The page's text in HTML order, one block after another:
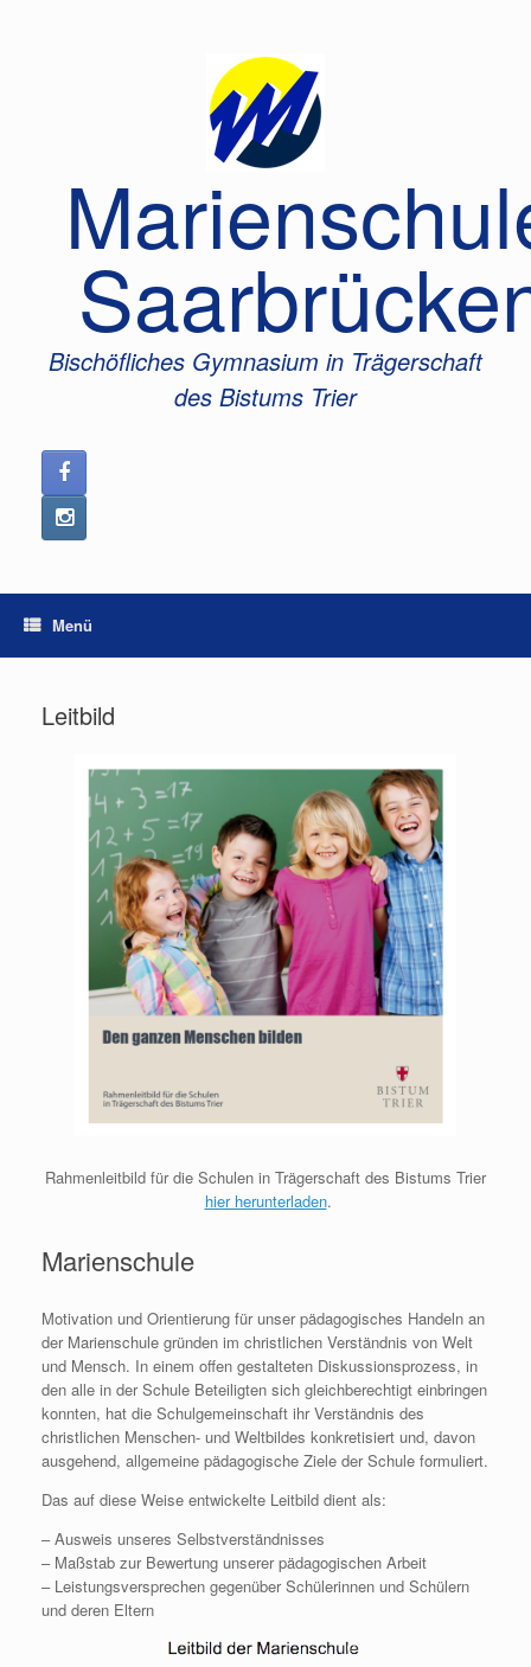
Bischöfliches Gymnasium in Trägerschaft
des Bistums Trier
Menü
Leitbild
Rahmenleitbild für die Schulen in Trägerschaft des Bistums Trier
hier herunterladen.
Marienschule
Motivation und Orientierung für unser pädagogisches Handeln an
der Marienschule gründen im christlichen Verständnis von Welt
und Mensch. In einem offen gestalteten Diskussionsprozess, in
den alle in der Schule Beteiligten sich gleichberechtigt einbringen
konnten, hat die Schulgemeinschaft ihr Verständnis des
christlichen Menschen- und Weltbildes konkretisiert und, davon
ausgehend, allgemeine pädagogische Ziele der Schule formuliert.
Das auf diese Weise entwickelte Leitbild dient als:
– Ausweis unseres Selbstverständnisses
– Maßstab zur Bewertung unserer pädagogischen Arbeit
– Leistungsversprechen gegenüber Schülerinnen und Schülern
und deren Eltern